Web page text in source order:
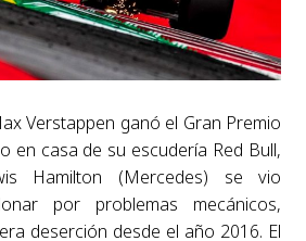
Verstappen ganó el Gran Premio
en casa de su escudería Red Bull,
Hamilton (Mercedes) se vio
por problemas mecánicos,
deserción desde el año 2016. El